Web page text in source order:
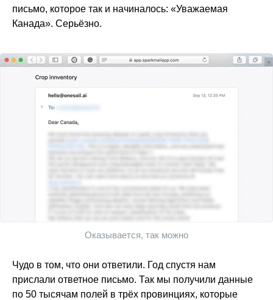
письмо, которое так и начиналось: «Уважаемая
Канада». Серьёзно.
Оказывается, так можно
Чудо в том, что они ответили. Год спустя нам
прислали ответное письмо. Так мы получили данные
по 50 тысячам полей в трёх провинциях, которые